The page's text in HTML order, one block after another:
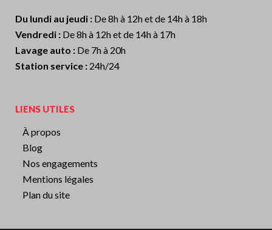
Du lundi au jeudi : De 8h à 12h et de 14h à 18h
Vendredi : De 8h à 12h et de 14h à 17h
Lavage auto : De 7h à 20h
Station service : 24h/24
LIENS UTILES
À propos
Blog
Nos engagements
Mentions légales
Plan du site